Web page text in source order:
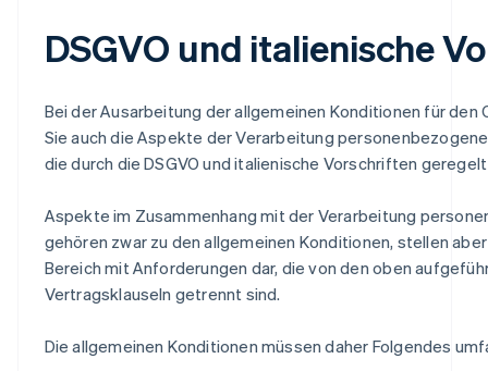
DSGVO und italienische
Bei der Ausarbeitung der allgemeinen Konditionen für den
Sie auch die Aspekte der Verarbeitung
die durch die DSGVO und italienische Vorschriften
Aspekte im Zusammenhang mit der Verarbeitung
gehören zwar zu den allgemeinen Konditionen, stellen
Bereich mit Anforderungen dar, die von den oben
Vertragsklauseln getrennt sind.
Die allgemeinen Konditionen müssen daher Folgendes